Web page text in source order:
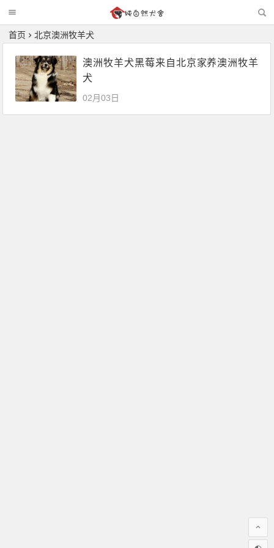
首页 北京澳洲牧羊犬
澳洲牧羊犬黑莓来自北京家养澳洲牧羊
犬
02月03日